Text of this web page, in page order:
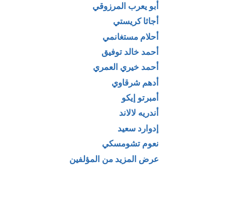
كتاب دراسات في
الفلسفة الوجودية لـ
أبو يعرب المرزوقي
أجاثا كريستي
أحلام مستغانمي
أحمد خالد توفيق
أحمد خيري العمري
أدهم شرقاوي
أمبرتو إيكو
أندريه لالاند
إدوارد سعيد
نعوم تشومسكي
عرض المزيد من المؤلفين